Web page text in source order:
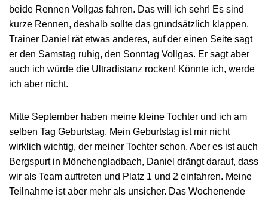
beide Rennen Vollgas fahren. Das will ich sehr! Es sind
kurze Rennen, deshalb sollte das grundsätzlich klappen.
Trainer Daniel rät etwas anderes, auf der einen Seite sagt
er den Samstag ruhig, den Sonntag Vollgas. Er sagt aber
auch ich würde die Ultradistanz rocken! Könnte ich, werde
ich aber nicht.
Mitte September haben meine kleine Tochter und ich am
selben Tag Geburtstag. Mein Geburtstag ist mir nicht
wirklich wichtig, der meiner Tochter schon. Aber es ist auch
Bergspurt in Mönchengladbach, Daniel drängt darauf, dass
wir als Team auftreten und Platz 1 und 2 einfahren. Meine
Teilnahme ist aber mehr als unsicher. Das Wochenende